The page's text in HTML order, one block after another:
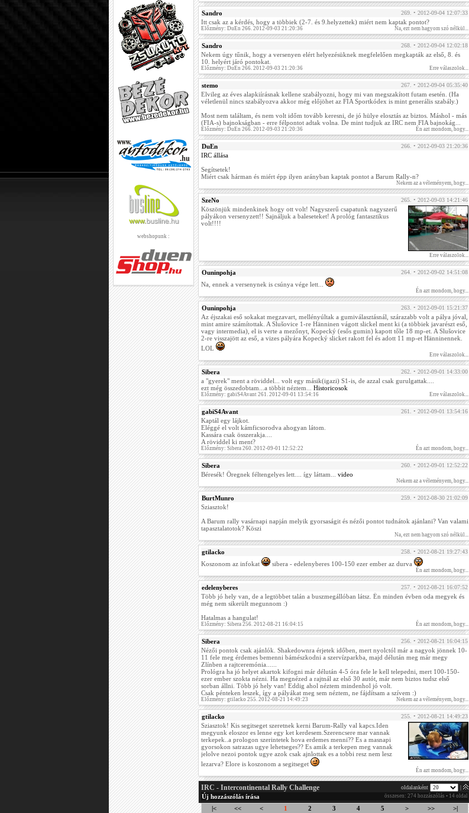
webshopunk :
Sandro 269. • 2012-09-04 12:07:33
Itt csak az a kérdés, hogy a többiek (2-7. és 9.helyzettek) miért nem kaptak pontot?
Előzmény: DuEn 266. 2012-09-03 21:20:36 Na, ezt nem hagyom szó nélkül...
Sandro 268. • 2012-09-04 12:02:18
Nekem úgy tűnik, hogy a versenyen elért helyezésüknek megfelelően megkapták az első, 8. és
10. helyért járó pontokat.
Előzmény: DuEn 266. 2012-09-03 21:20:36 Erre válaszolok...
stemo 267. • 2012-09-04 05:35:40
Elvileg az éves alapkiírásnak kellene szabályozni, hogy mi van megszakított futam esetén. (Ha
véletlenül nincs szabályozva akkor még előjöhet az FIA Sportkódex is mint generális szabály.)
Most nem találtam, és nem volt időm tovább keresni, de jó hülye elosztás az biztos. Máshol - más
(FIA-s) bajnokságban - erre félpontot adtak volna. De mint tudjuk az IRC nem FIA bajnokág...
Előzmény: DuEn 266. 2012-09-03 21:20:36 Én azt mondom, hogy...
DuEn 266. • 2012-09-03 21:20:36
IRC állása
Segítsetek!
Miért csak hárman és miért épp ilyen arányban kaptak pontot a Barum Rally-n?
Nekem az a véleményem, hogy...
SzeNo 265. • 2012-09-03 14:21:46
Köszönjük mindenkinek hogy ott volt! Nagyszerű csapatunk nagyszerű
pályákon versenyzett!! Sajnáljuk a baleseteket! A prológ fantasztikus
volt!!!!
Erre válaszolok...
Ouninpohja 264. • 2012-09-02 14:51:08
Na, ennek a versenynek is csúnya vége lett...
Én azt mondom, hogy...
Ouninpohja 263. • 2012-09-01 15:21:37
Az éjszakai eső sokakat megzavart, mellényúltak a gumiválasztásnál, szárazabb volt a pálya jóval,
mint amire számítottak. A Slušovice 1-re Hänninen vágott slickel ment ki (a többiek javarészt eső,
vagy intermedia), el is verte a mezőnyt, Kopecký (esős gumin) kapott tőle 18 mp-et. A Slušovice
2-re visszajött az eső, a vizes pályára Kopecký slicket rakott fel és adott 11 mp-et Hänninennek.
LOL
Erre válaszolok...
Sibera 262. • 2012-09-01 14:33:00
a "gyerek" ment a röviddel... volt egy másik(igazi) S1-is, de azzal csak gurulgattak....
ezt még összedobtam...a többit néztem... Historicosok
Előzmény: gabiS4Avant 261. 2012-09-01 13:54:16 Erre válaszolok...
gabiS4Avant 261. • 2012-09-01 13:54:16
Kaptál egy lájkot.
Eléggé el volt kámficsorodva ahogyan látom.
Kassára csak összerakja....
A röviddel ki ment?
Előzmény: Sibera 260. 2012-09-01 12:52:22 Én azt mondom, hogy...
Sibera 260. • 2012-09-01 12:52:22
Béresék! Öregnek féltengelyes lett.... így láttam... video
Nekem az a véleményem, hogy...
BurtMunro 259. • 2012-08-30 21:02:09
Sziasztok!
A Barum rally vasárnapi napján melyik gyorsaságit és nézői pontot tudnátok ajánlani? Van valami
tapasztalatotok? Köszi
Na, ezt nem hagyom szó nélkül...
gtilacko 258. • 2012-08-21 19:27:43
Koszonom az infokat sibera - edelenyberes 100-150 ezer ember az durva
Én azt mondom, hogy...
edelenyberes 257. • 2012-08-21 16:07:52
Több jó hely van, de a legtöbbet talán a buszmegállóban látsz. Én minden évben oda megyek és
még nem sikerült megunnom :)
Hatalmas a hangulat!
Előzmény: Sibera 256. 2012-08-21 16:04:15 Én azt mondom, hogy...
Sibera 256. • 2012-08-21 16:04:15
Nézői pontok csak ajánlók. Shakedownra érjetek időben, mert nyolctól már a nagyok jönnek 10-
11 fele meg érdemes bemenni bámészkodni a szervízparkba, majd délután meg már megy
Zlínben a rajtceremónia......
Prológra ha jó helyet akartok kifogni már délután 4-5 óra fele le kell telepedni, mert 100-150-
ezer ember szokta nézni. Ha megnézed a rajtnál az első 30 autót, már nem biztos tudsz első
sorban állni. Több jó hely van! Eddig ahol néztem mindenhol jó volt.
Csak pénteken leszek, így a pályákat meg sem néztem, ne fájdítsam a szívem :)
Előzmény: gtilacko 255. 2012-08-21 14:49:23 Nekem az a véleményem, hogy...
gtilacko 255. • 2012-08-21 14:49:23
Sziasztok! Kis segitseget szeretnek kerni Barum-Rally val kapcs.Iden
megyunk eloszor es lenne egy ket kerdesem.Szerencsere mar vannak
terkepek..a prologon szerintetek hova erdemes menni?? Es a masnapi
gyorsokon satrazas ugye lehetseges?? Es amik a terkepen meg vannak
jelolve nezoi pontok ugye azok csak ajnlottak es a tobbi resz nem lesz
lezarva? Elore is koszonom a segitseget
Én azt mondom, hogy...
IRC - Intercontinental Rally Challenge oldalanként |
Új hozzászólás írása összesen: 274 hozzászólás • 14 oldal
|< << < 1 2 3 4 5 > >> >|